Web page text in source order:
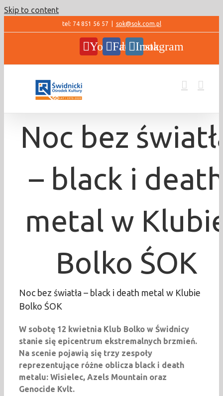
Skip to content
tel: 74 851 56 57 sok@sok.com.pl
YouTubeFacebookInstagram
Noc bez
– black i
metal w
Bolko ŚOK
Noc bez światła – black i death metal w Klubie
Bolko ŚOK
W sobotę 12 kwietnia Klub Bolko w Świdnicy
stanie się epicentrum ekstremalnych brzmień.
Na scenie pojawią się trzy zespoły
reprezentujące różne oblicza black i death
metalu: Wisielec, Azels Mountain oraz
Genocide Kvlt.​